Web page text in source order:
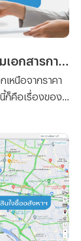
เหนือจากราคา
ก็คือเรื่องของ
เพราะไม่ว่าจะ
อนของการ โอน
ำหรับใครที่ไม่